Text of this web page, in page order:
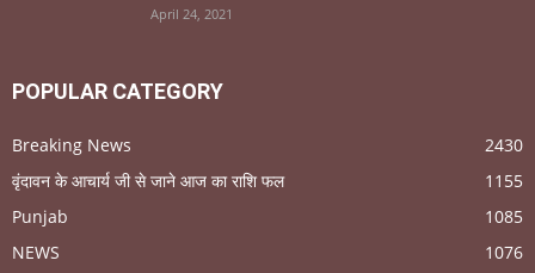
April 24, 2021
POPULAR CATEGORY
Breaking News
2430
वृंदावन के आचार्य जी से जाने आज का राशि फल
1155
Punjab
1085
NEWS
1076